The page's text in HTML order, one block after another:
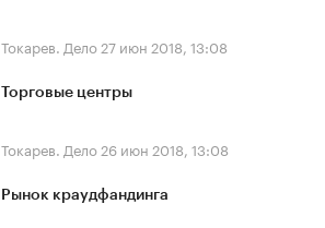
Токарев. Дело 27 июн 2018, 13:08
Торговые центры
Токарев. Дело 26 июн 2018, 13:08
Рынок краудфандинга